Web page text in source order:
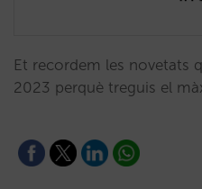
Et recordem les novetats
2023 perquè treguis el